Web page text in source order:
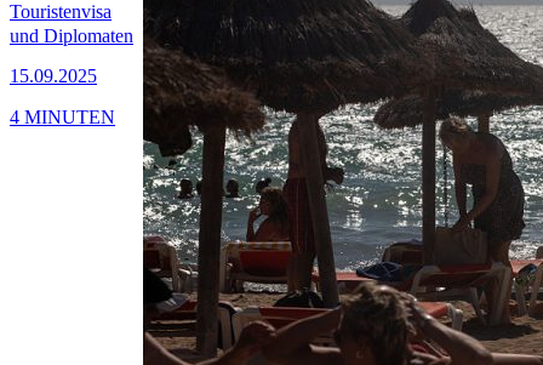
Touristenvisa
und Diplomaten
15.09.2025
4 MINUTEN